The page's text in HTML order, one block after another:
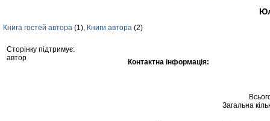
Книга гостей автора (1), Книги автора (2)
Сторінку підтримує:
автор
Контактна інформація:
Загальна